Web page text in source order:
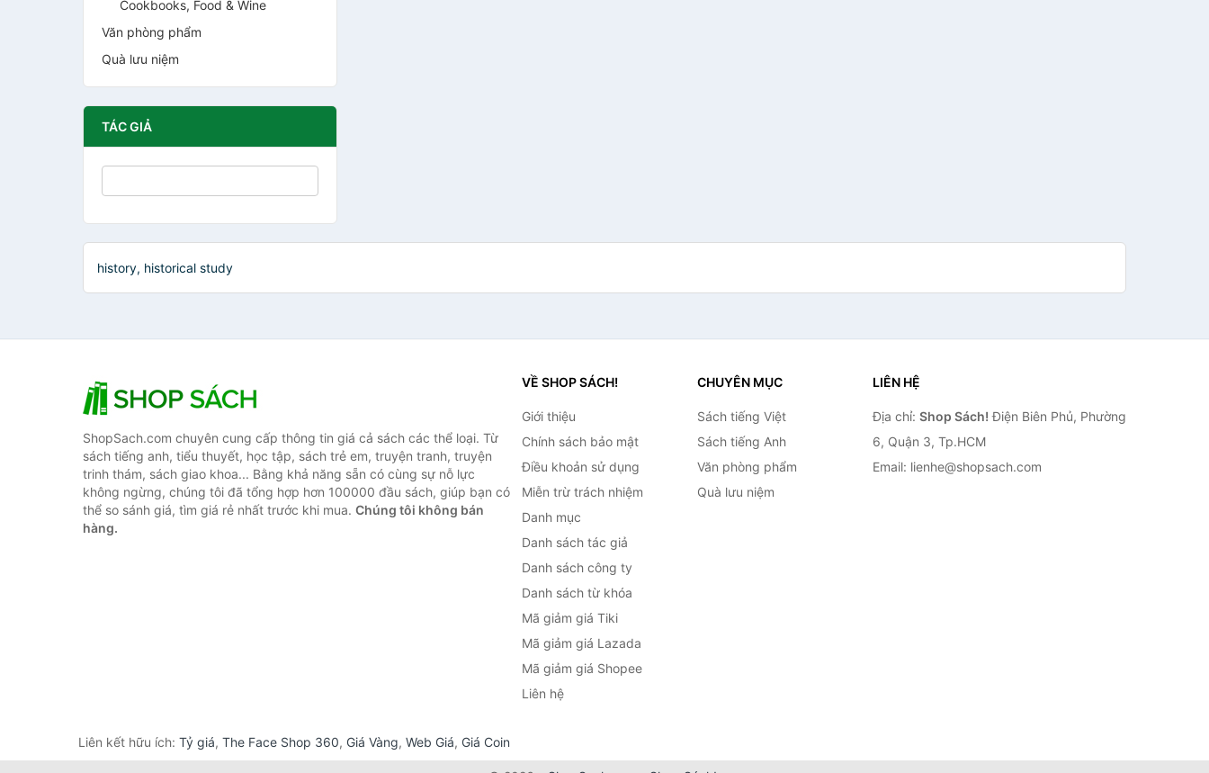
Cookbooks, Food & Wine
Văn phòng phẩm
Quà lưu niệm
TÁC GIẢ
history, historical study
ShopSach.com chuyên cung cấp thông tin giá cả sách các thể loại. Từ
sách tiếng anh, tiểu thuyết, học tập, sách trẻ em, truyện tranh, truyện
trinh thám, sách giao khoa... Bằng khả năng sẵn có cùng sự nỗ lực
không ngừng, chúng tôi đã tổng hợp hơn 100000 đầu sách, giúp bạn có
thể so sánh giá, tìm giá rẻ nhất trước khi mua. Chúng tôi không bán
hàng.
VỀ SHOP SÁCH!
Giới thiệu
Chính sách bảo mật
Điều khoản sử dụng
Miễn trừ trách nhiệm
Danh mục
Danh sách tác giả
Danh sách công ty
Danh sách từ khóa
Mã giảm giá Tiki
Mã giảm giá Lazada
Mã giảm giá Shopee
Liên hệ
CHUYÊN MỤC
Sách tiếng Việt
Sách tiếng Anh
Văn phòng phẩm
Quà lưu niệm
LIÊN HỆ
Địa chỉ: Shop Sách! Điện Biên Phủ, Phường
6, Quận 3, Tp.HCM
Email: lienhe@shopsach.com
Liên kết hữu ích: Tỷ giá, The Face Shop 360, Giá Vàng, Web Giá, Giá Coin